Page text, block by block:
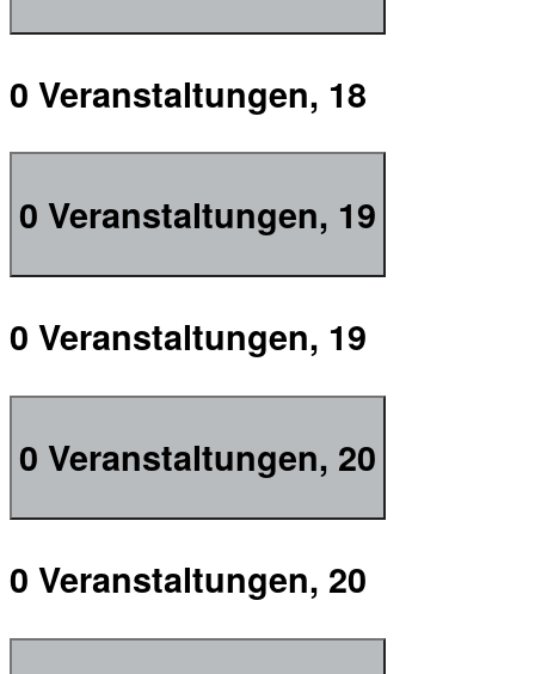
0 Veranstaltungen, 18
0 Veranstaltungen, 19
0 Veranstaltungen, 19
0 Veranstaltungen, 20
0 Veranstaltungen, 20